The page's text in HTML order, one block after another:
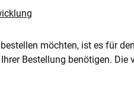
möchten, ist es für
Bestellung benötigen.